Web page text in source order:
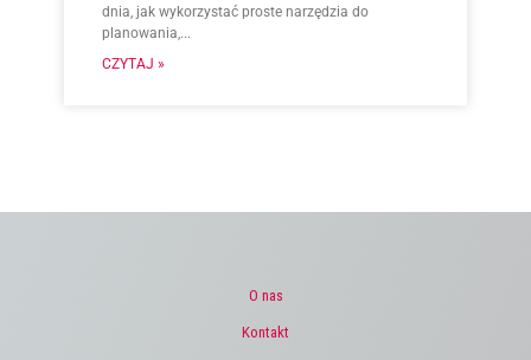
dnia, jak wykorzystać proste narzędzia do
planowania,...
CZYTAJ »
O nas
Kontakt